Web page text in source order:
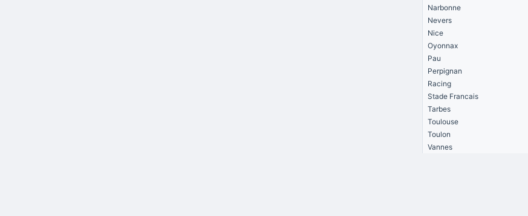
Narbonne
Nevers
Nice
Oyonnax
Pau
Perpignan
Racing
Stade Francais
Tarbes
Toulouse
Toulon
Vannes